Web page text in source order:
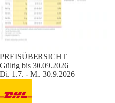
PREISÜBERSICHT
Gültig bis 30.09.2026
Di. 1.7. - Mi. 30.9.2026